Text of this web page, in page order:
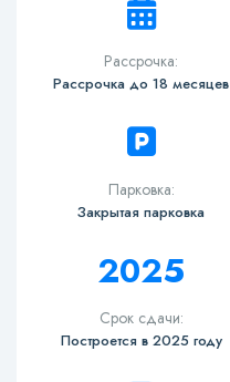
Рассрочка:
Рассрочка до 18 месяцев
Парковка:
Закрытая парковка
2025
Срок сдачи:
Построется в 2025 году